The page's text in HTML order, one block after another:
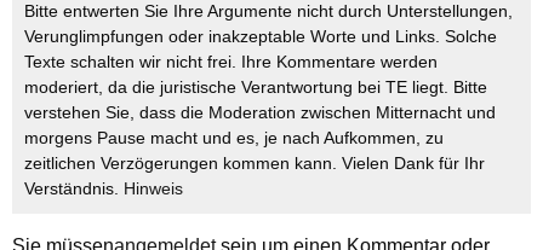
Bitte entwerten Sie Ihre Argumente nicht durch Unterstellungen,
Verunglimpfungen oder inakzeptable Worte und Links. Solche
Texte schalten wir nicht frei. Ihre Kommentare werden
moderiert, da die juristische Verantwortung bei TE liegt. Bitte
verstehen Sie, dass die Moderation zwischen Mitternacht und
morgens Pause macht und es, je nach Aufkommen, zu
zeitlichen Verzögerungen kommen kann. Vielen Dank für Ihr
Verständnis. Hinweis
Sie müssenangemeldetsein um einen Kommentar oder